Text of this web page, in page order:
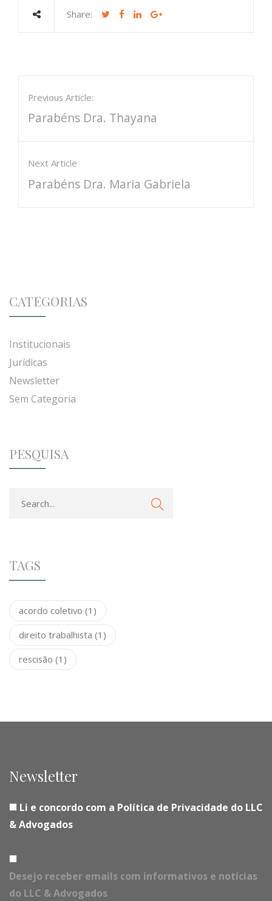
Share:
Previous Article:
Parabéns Dra. Thayana
Next Article
Parabéns Dra. Maria Gabriela
CATEGORIAS
Institucionais
Jurídicas
Newsletter
Sem Categoria
PESQUISA
TAGS
acordo coletivo (1)
direito trabalhista (1)
rescisão (1)
Newsletter
Li e concordo com a Política de Privacidade do LLC
& Advogados
Desejo receber emails com informativos e notícias
do LLC & Advogados